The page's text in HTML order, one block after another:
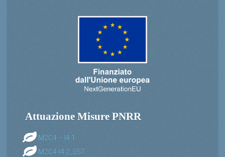
Attuazione Misure PNRR
M2C4 – I4.1
M2C4-I4.2_057